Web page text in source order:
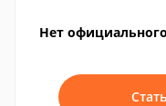
Нет